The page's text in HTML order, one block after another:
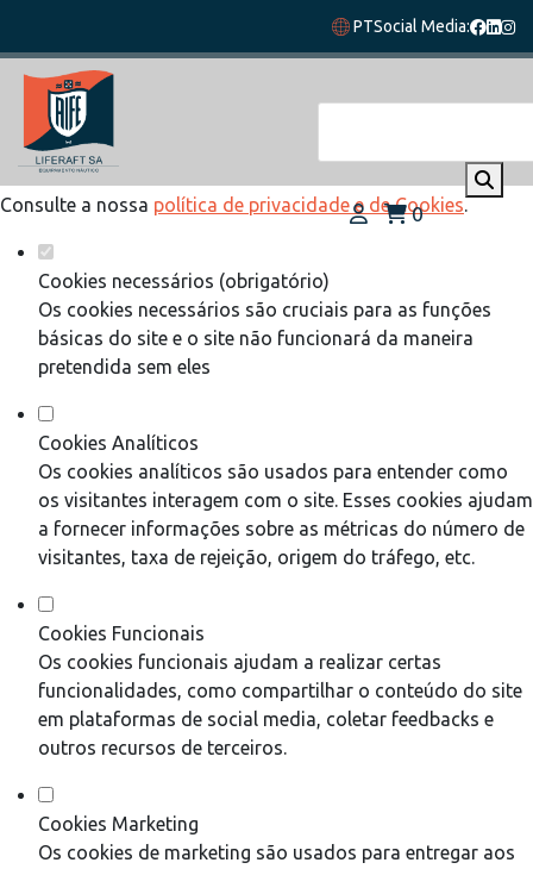
Defina as suas preferências de cookies
para este website.
Este website utiliza cookies estritamente necessários,
analíticos e funcionais, para lhe oferecer uma boa experiência
de navegação e acesso a todas as funcionalidades.
Consulte a nossa política de privacidade e de Cookies.
Cookies necessários (obrigatório)
Os cookies necessários são cruciais para as funções
básicas do site e o site não funcionará da maneira
pretendida sem eles
Cookies Analíticos
Os cookies analíticos são usados para entender como
os visitantes interagem com o site. Esses cookies ajudam
a fornecer informações sobre as métricas do número de
visitantes, taxa de rejeição, origem do tráfego, etc.
Cookies Funcionais
Os cookies funcionais ajudam a realizar certas
funcionalidades, como compartilhar o conteúdo do site
em plataformas de social media, coletar feedbacks e
outros recursos de terceiros.
Cookies Marketing
Os cookies de marketing são usados para entregar aos
PTSocial Media:
0